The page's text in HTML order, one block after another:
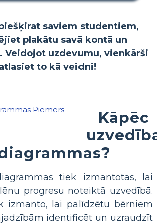
saviem studentiem,
plakātu savā kontā un
Veidojot uzdevumu, vienkārši
to kā veidni!
Kāpēc
tiek izmantotas, lai
progresu noteiktā uzvedībā.
izmanto, lai palīdzētu bērniem
identificēt un uzraudzīt